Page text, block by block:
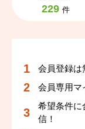
229 件
会員登録は
会員専用マ
希望条件に
信！